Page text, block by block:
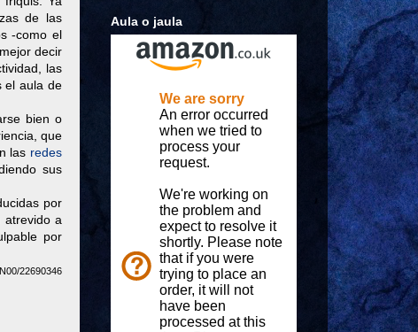
de las
-como el
decir
las
el aula de
bien o
que
las redes
sus
por
a
por
22690346
Aula o jaula